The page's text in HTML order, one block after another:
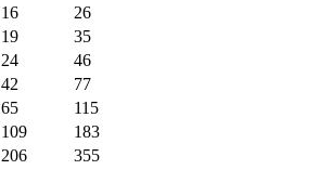
16
26
19
35
24
46
42
77
65
115
109
183
206
355